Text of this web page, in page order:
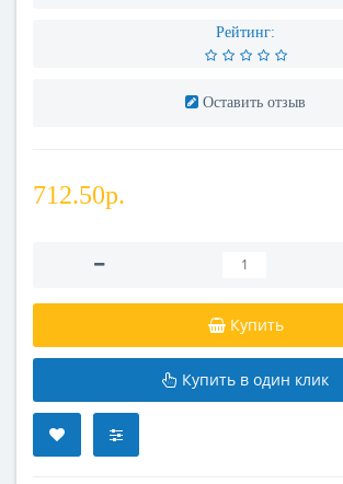
Рейтинг:
Оставить отзыв
712.50р.
Купить
Купить в один клик